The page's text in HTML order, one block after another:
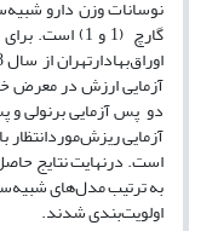
نوسانات وزن دارو
گارچ (1 و 1)
آزمایی ارزش در معرض
دو پس آزمایی برنولی
آزمایی ریزش‌موردانتظار
است. درنهایت نتایج
به ترتیب مدل‌های
اولویت‌بندی شدند.